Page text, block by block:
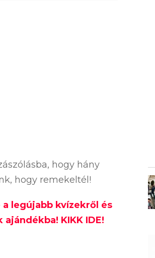
hogy hány
hogy remekeltél!
legújabb kvízekről és
KIKK IDE!